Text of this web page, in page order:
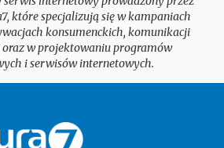
które specjalizują się w kampaniach
konsumenckich, komunikacji
w projektowaniu programów
i serwisów internetowych.